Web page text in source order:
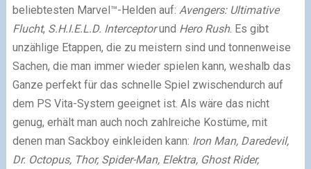
beliebtesten Marvel™-Helden auf: Avengers: Ultimative
Flucht, S.H.I.E.L.D. Interceptorund Hero Rush. Es gibt
unzählige Etappen, die zu meistern sind und tonnenweise
Sachen, die man immer wieder spielen kann, weshalb das
Ganze perfekt für das schnelle Spiel zwischendurch auf
dem PS Vita-System geeignet ist. Als wäre das nicht
genug, erhält man auch noch zahlreiche Kostüme, mit
denen man Sackboy einkleiden kann: Iron Man, Daredevil,
Dr. Octopus, Thor, Spider-Man, Elektra, Ghost Rider,